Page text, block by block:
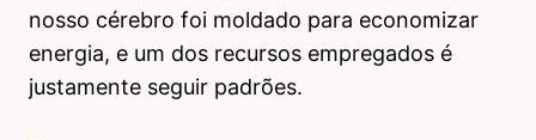
nosso cérebro foi moldado para economizar
energia, e um dos recursos empregados é
justamente seguir padrões.